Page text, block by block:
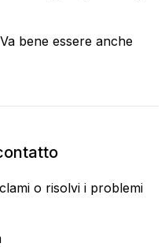
bene essere anche
o risolvi i problemi